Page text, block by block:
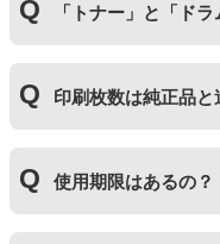
ッジを国内で1本づ
不具合の起きにくい
「互換トナー」は
れた商品のため、
「トナー」と「ド
ートリッジのこと
トナーを用紙に写
の器にあたる部分に
トナーとドラムは
により使用できな
印刷枚数は純正品と
一部型番は、純正
ジナルの【特別増
使用期限はあるの？